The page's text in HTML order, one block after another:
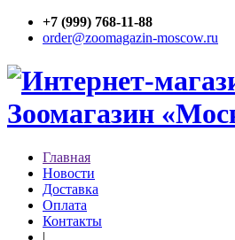
+7 (999) 768-11-88
order@zoomagazin-moscow.ru
Главная
Новости
Доставка
Оплата
Контакты
|